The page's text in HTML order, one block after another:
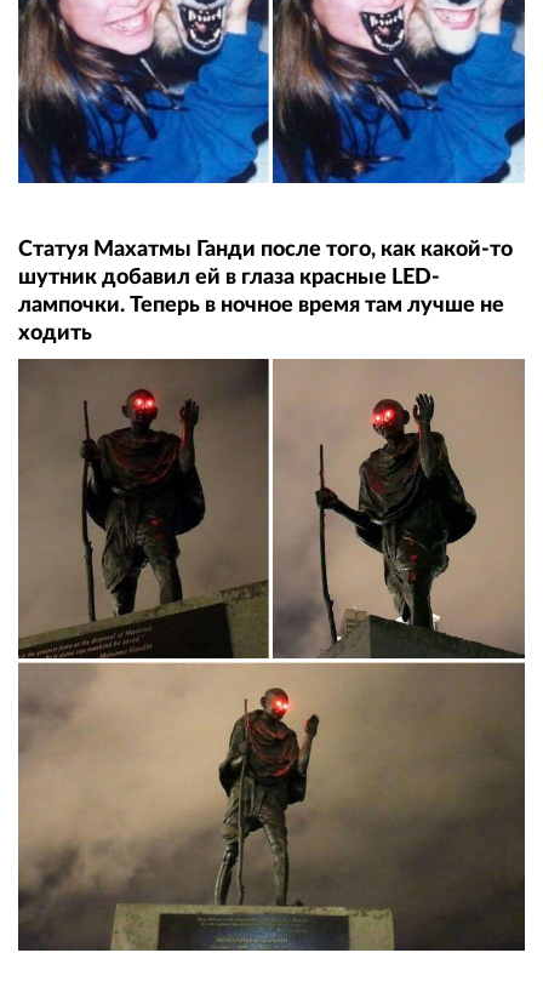
Статуя Махатмы Ганди после того, как какой-то
шутник добавил ей в глаза красные LED-
лампочки. Теперь в ночное время там лучше не
ходить